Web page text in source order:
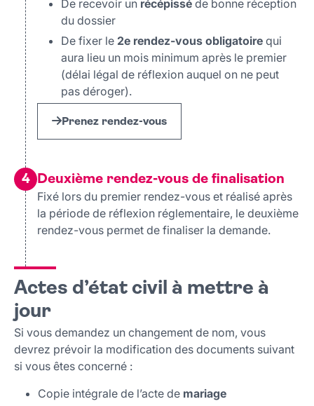
Acte de naissance de l’OFPRA
De recevoir un récépissé de bonne réception
du dossier
De fixer le 2e rendez-vous obligatoire qui
aura lieu un mois minimum après le premier
(délai légal de réflexion auquel on ne peut
pas déroger).
Prenez rendez-vous
4 Deuxième rendez-vous de finalisation
Fixé lors du premier rendez-vous et réalisé après
la période de réflexion réglementaire, le deuxième
rendez-vous permet de finaliser la demande.
Actes d’état civil à mettre à
jour
Si vous demandez un changement de nom, vous
devrez prévoir la modification des documents suivant
si vous êtes concerné :
Copie intégrale de l’acte de mariage